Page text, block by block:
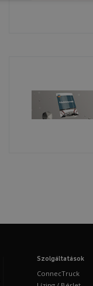
Szolgáltatások
ConnecTruck